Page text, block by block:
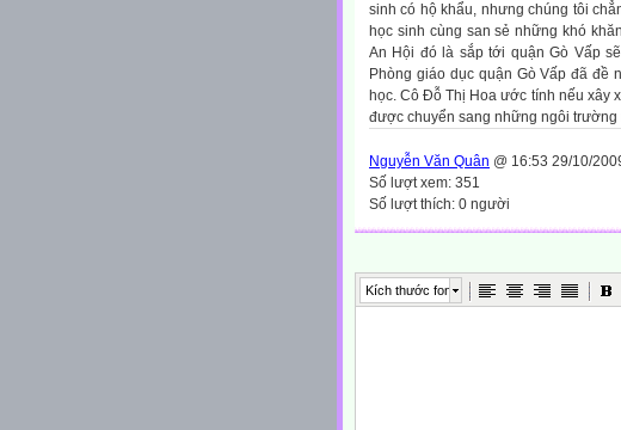
sinh có hộ khẩu, nhưng chúng tôi
học sinh cùng san sẻ những khó
An Hội đó là sắp tới quận Gò Vấp
Phòng giáo dục quận Gò Vấp đã đề
học. Cô Đỗ Thị Hoa ước tính nếu xây
được chuyển sang những ngôi trường
Nguyễn Văn Quân @ 16:53 29/10/
Số lượt xem: 351
Số lượt thích: 0 người
Kích thước font